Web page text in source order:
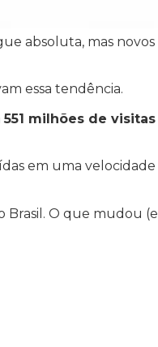
absoluta, mas novos
essa tendência.
551 milhões de visitas
em uma velocidade
Brasil. O que mudou (e